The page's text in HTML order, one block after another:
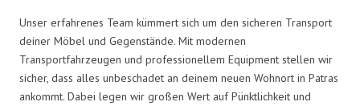
Unser erfahrenes Team kümmert sich um den sicheren Transport
deiner Möbel und Gegenstände. Mit modernen
Transportfahrzeugen und professionellem Equipment stellen wir
sicher, dass alles unbeschadet an deinem neuen Wohnort in Patras
ankommt. Dabei legen wir großen Wert auf Pünktlichkeit und